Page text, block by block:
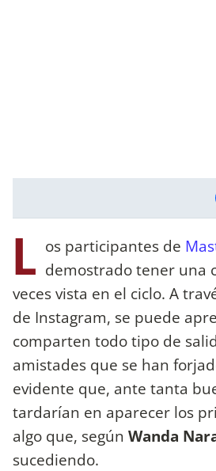
L os participantes de
demostrado tener una
veces vista en el ciclo. A
de Instagram, se puede
comparten todo tipo de
amistades que se han
evidente que, ante tanta
tardarían en aparecer los
algo que, según Wanda
sucediendo.